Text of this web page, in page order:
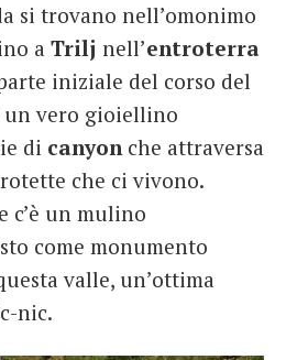
si trovano nell’omonimo
a Trilj nell’entroterra
iniziale del corso del
un vero gioiellino
di canyon che attraversa
che ci vivono.
c’è un mulino
come monumento
valle, un’ottima
nic.